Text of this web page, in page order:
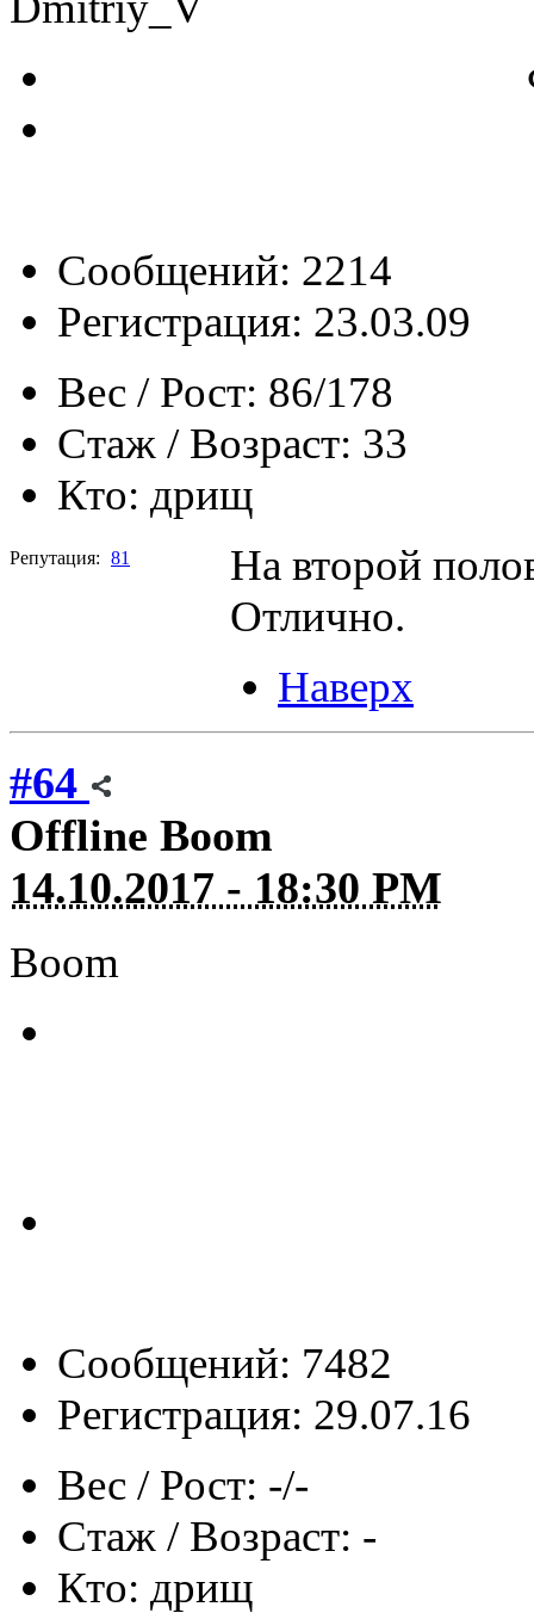
Сообщений: 2214
Регистрация: 23.03.09
Вес / Рост: 86/178
Стаж / Возраст: 33
Кто: дрищ
Репутация: 81
На второй
Отлично.
Наверх
#64
Offline Boom
14.10.2017 - 18:30 PM
Boom
Сообщений: 7482
Регистрация: 29.07.16
Вес / Рост: -/-
Стаж / Возраст: -
Кто: дрищ